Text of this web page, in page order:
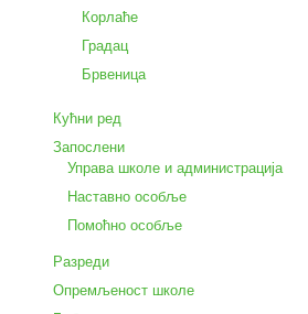
Корлаће
Градац
Брвеница
Кућни ред
Запослени
Управа школе и администрација
Наставно особље
Помоћно особље
Разреди
Опремљеност школе